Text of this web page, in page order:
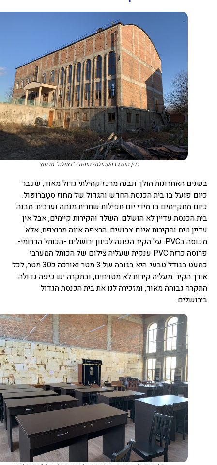
בנין המרכז הקהילתי היהודי "גאולה" מבחוץ
בשנים האחרונות הולך ונבנה מרכז קהילתי גדול מאוד, שכבר
כיום פועל בו בית הכנסת החדש והגדול של מחוז סְטַבְרוֹפּוֹל.
כיום מתקיימים בו מידי יום תפילות שחרית מנחה וערבית. מבנה
בית הכנסת עדיין לא הושלם. השלד והקירות קיימים, אבל אין
עדיין טיח והקירות אינם צבועים. הרצפה אינה מרוצפת, אלא
מכוסה בPVC. על הקיר הפונה לכיוון ירושלים -הכותל הדרומי-
פרוסה כרזת PVC ענקית שעליה צילום של הכותל המערבי
כמעט בגודל טבעי. היא בגובה של 3 מטר ואורכה כ30 מטר, לכל
אורך הקיר. מעליה קירות לא מטויחים, ובתקרה יש כיפה גדולה.
התקרה גבוהה מאוד, ומזכירה לנו את בית הכנסת הגדול
בירושלים.